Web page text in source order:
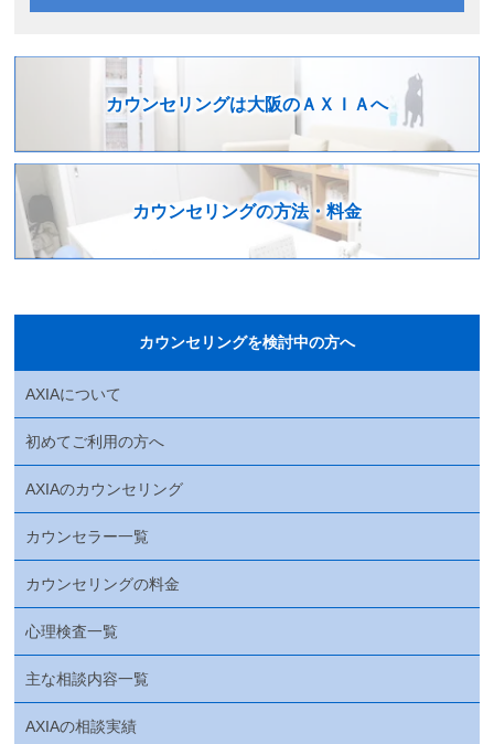
カウンセリングは大阪のＡＸＩＡへ
カウンセリングの方法・料金
カウンセリングを検討中の方へ
AXIAについて
初めてご利用の方へ
AXIAのカウンセリング
カウンセラー一覧
カウンセリングの料金
心理検査一覧
主な相談内容一覧
AXIAの相談実績